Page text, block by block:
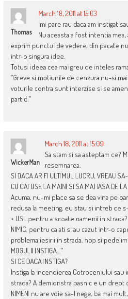
Thomas
March 18, 2011 at 15:03
imi pare rau daca am instigat
Nu aceasta a fost intentia
exprim punctul de vedere, din pacate
intr-o singura idee.
Totusi ideea cea mai greu de inteles
“Greve si motiunile de cenzura nu-si
voturile contra sunt interzise si se
partid.”
WickerMan
March 18, 2011 at 15:09
Sa stam si sa asteptam ce?
resemnarea.
SI DACA AR FI ULTIMUL LUCRU, VREAU
CU CATUSE LA MAINI SI SA MAI IASA DE
Acuma, nu-mi place sa se dea vina pe
redusa la meeting, eu stau si intreb ce
+ USL pentru a scoate oamenii in strada?
NIMIC, pentru ca ati si au cazut intr-o
problema iesirii in strada, hop si
MOGULII INSTIGA…”
SI CE DACA INSTIGA?
Instiga la incendierea Cotroceniului sau
strada? A demionstra pasnic e un
NIMENI nu are voie sa-l nege, ba mai